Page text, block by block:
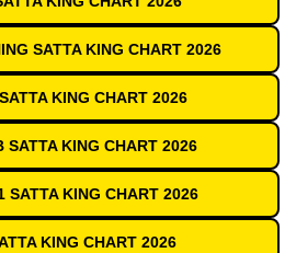
SATTA KING CHART 2026
KING CHART 2026
SATTA KING CHART 2026
SATTA KING CHART 2026
KING CHART 2026